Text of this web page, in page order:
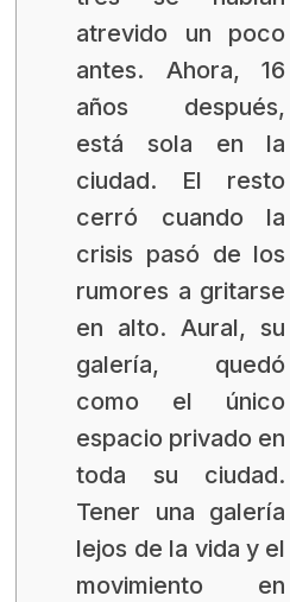
atrevido un poco
antes. Ahora, 16
años después,
está sola en la
ciudad. El resto
cerró cuando la
crisis pasó de los
rumores a gritarse
en alto. Aural, su
galería, quedó
como el único
espacio privado en
toda su ciudad.
Tener una galería
lejos de la vida y el
movimiento en